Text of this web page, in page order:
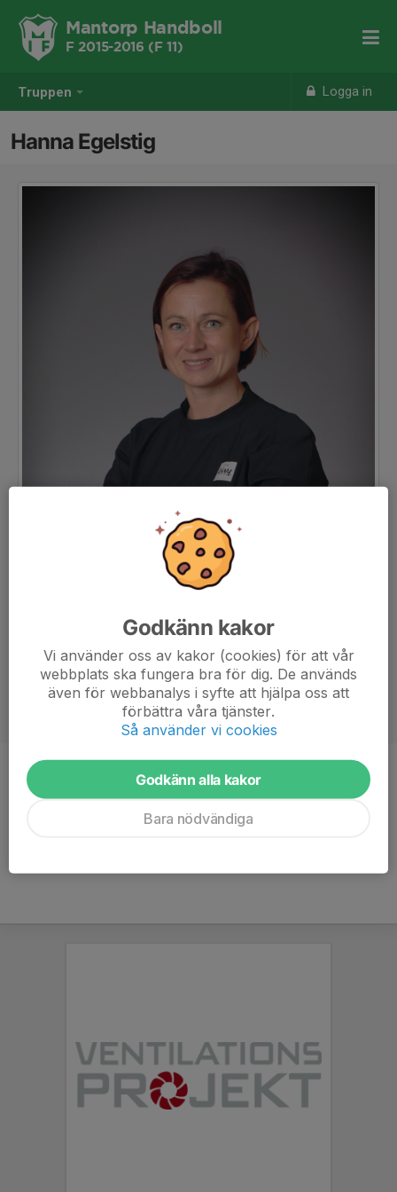
Truppen Logga in
Mantorp Handboll
F 2015-2016 (F 11)
Hanna Egelstig
Titel
Ledare
Godkänn kakor
Vi använder oss av kakor (cookies) för att vår
webbplats ska fungera bra för dig. De används
även för webbanalys i syfte att hjälpa oss att
förbättra våra tjänster.
Så använder vi cookies
Godkänn alla kakor
Bara nödvändiga